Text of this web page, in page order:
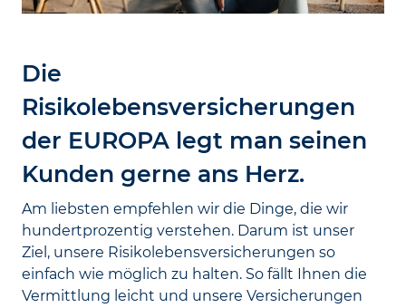
Die
Risikolebensversicherungen
der EUROPA legt man seinen
Kunden gerne ans Herz.
Am liebsten empfehlen wir die Dinge, die wir
hundertprozentig verstehen. Darum ist unser
Ziel, unsere Risikolebensversicherungen so
einfach wie möglich zu halten. So fällt Ihnen die
Vermittlung leicht und unsere Versicherungen